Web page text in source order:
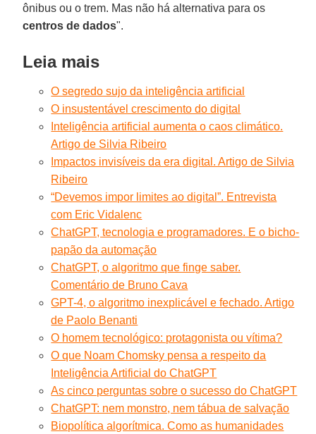
ônibus ou o trem. Mas não há alternativa para os
centros de dados".
Leia mais
O segredo sujo da inteligência artificial
O insustentável crescimento do digital
Inteligência artificial aumenta o caos climático.
Artigo de Silvia Ribeiro
Impactos invisíveis da era digital. Artigo de Silvia
Ribeiro
“Devemos impor limites ao digital”. Entrevista
com Eric Vidalenc
ChatGPT, tecnologia e programadores. E o bicho-
papão da automação
ChatGPT, o algoritmo que finge saber.
Comentário de Bruno Cava
GPT-4, o algoritmo inexplicável e fechado. Artigo
de Paolo Benanti
O homem tecnológico: protagonista ou vítima?
O que Noam Chomsky pensa a respeito da
Inteligência Artificial do ChatGPT
As cinco perguntas sobre o sucesso do ChatGPT
ChatGPT: nem monstro, nem tábua de salvação
Biopolítica algorítmica. Como as humanidades